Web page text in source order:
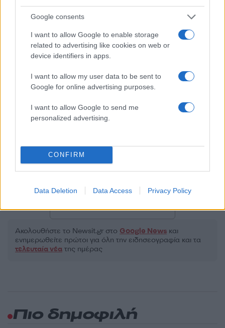
Google consents
I want to allow Google to enable storage
related to advertising like cookies on web or
device identifiers in apps.
I want to allow my user data to be sent to
Google for online advertising purposes.
I want to allow Google to send me
personalized advertising.
CONFIRM
Data Deletion Data Access Privacy Policy
Σχολίασε εδώ
2000 /2000
Υποβολή σχολίου
Όροι Χρήσης. Το site προστατεύεται από reCAPTCHA, ισχύουν
Πολιτική Απορρήτου&Όροι Χρήσης
Κόσμος
ΙΤΑΛΙΑ
ΚΟΡΟΝΟΪΟΣ ΝΑΠΟΛΗ
Ακολουθήστε το Νewsit.gr στο Google News και
ενημερωθείτε πρώτοι για όλη την ειδησεογραφία και τα
τελευταία νέα της ημέρας
Πιο δημοφιλή